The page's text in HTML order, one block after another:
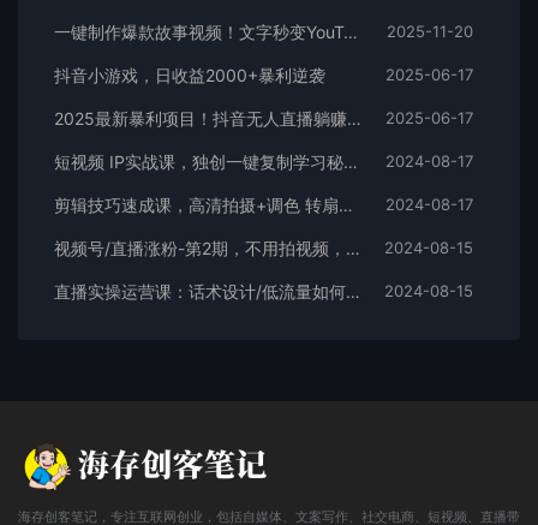
一键制作爆款故事视频！文字秒变YouTube自动发布的傻瓜式教程 2025-11-20
抖音小游戏，日收益2000+暴利逆袭 2025-06-17
2025最新暴利项目！抖音无人直播躺赚攻略！抖音无人直播3.0玩法！0门槛… 2025-06-17
短视频 IP实战课，独创一键复制学习秘籍，转战新领域，月赚五万轻松行 2024-08-17
剪辑技巧速成课，高清拍摄+调色 转扇子，建筑-抠图精通，新手秒变剪辑专家 2024-08-17
视频号/直播涨粉-第2期，不用拍视频，不用卖货，在直播间做菜，就可以搞钱 2024-08-15
直播实操运营课：话术设计/低流量如何提升/话术框架/全场燃爆/非常干货 2024-08-15
海存创客笔记，专注互联网创业，包括自媒体、文案写作、社交电商、短视频、直播带